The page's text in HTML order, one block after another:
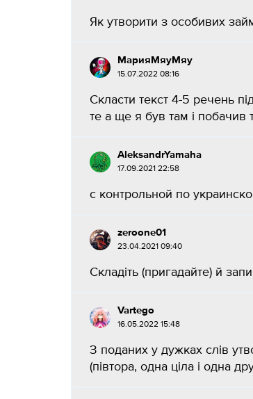
Як утворити з особивих
МарияМяуМяу
15.07.2022 08:16
Скласти текст 4-5 речень
те а ще я був там і побачив
AleksandrYamaha
17.09.2021 22:58
с контрольной по
zeroone01
23.04.2021 09:40
​Складіть (пригадайте) й
Vartego
16.05.2022 15:48
З поданих у дужках слів
(півтора, одна ціла і одна